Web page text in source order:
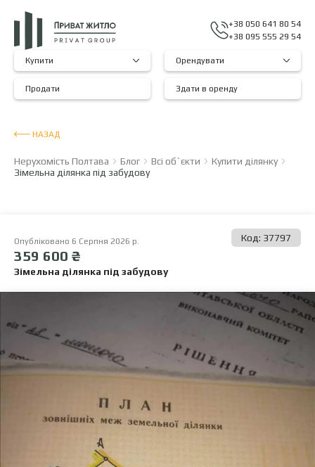
+38 050 641 80 54
+38 095 555 29 54
Купити Орендувати
Продати Здати в оренду
НАЗАД
Нерухомість Полтава Блог Всі об`єкти
Купити ділянку
Зімельна ділянка під забудову
Опубліковано 6 Серпня 2026 р. Код: 37797
359 600 ₴
Зімельна ділянка під забудову